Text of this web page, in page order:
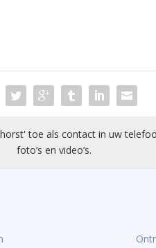
toe als contact in uw
foto’s en video’s.